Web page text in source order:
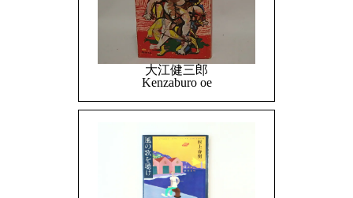
大江健三郎
Kenzaburo oe